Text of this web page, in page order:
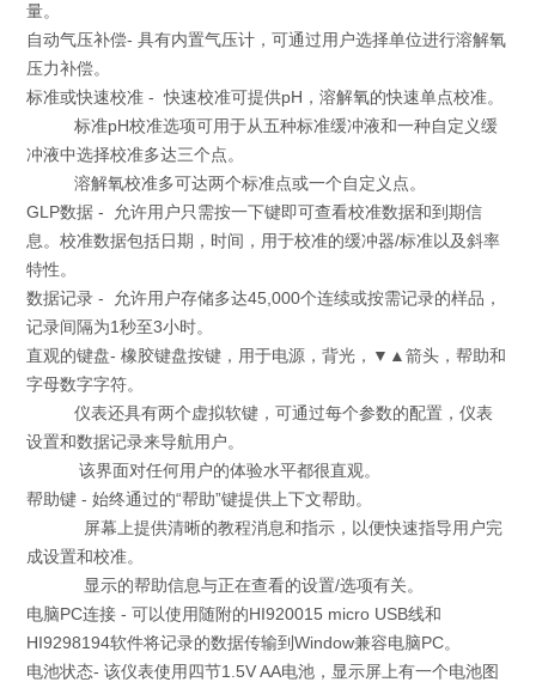
量。
自动气压补偿- 具有内置气压计，可通过用户选择单位进行溶解氧
压力补偿。
标准或快速校准 - 快速校准可提供pH，溶解氧的快速单点校准。
标准pH校准选项可用于从五种标准缓冲液和一种自定义缓
冲液中选择校准多达三个点。
溶解氧校准多可达两个标准点或一个自定义点。
GLP数据 - 允许用户只需按一下键即可查看校准数据和到期信
息。校准数据包括日期，时间，用于校准的缓冲器/标准以及斜率
特性。
数据记录 - 允许用户存储多达45,000个连续或按需记录的样品，
记录间隔为1秒至3小时。
直观的键盘- 橡胶键盘按键，用于电源，背光，▼▲箭头，帮助和
字母数字字符。
仪表还具有两个虚拟软键，可通过每个参数的配置，仪表
设置和数据记录来导航用户。
该界面对任何用户的体验水平都很直观。
帮助键 - 始终通过的“帮助”键提供上下文帮助。
屏幕上提供清晰的教程消息和指示，以便快速指导用户完
成设置和校准。
显示的帮助信息与正在查看的设置/选项有关。
电脑PC连接 - 可以使用随附的HI920015 micro USB线和
HI9298194软件将记录的数据传输到Window兼容电脑PC。
电池状态- 该仪表使用四节1.5V AA电池，显示屏上有一个电池图